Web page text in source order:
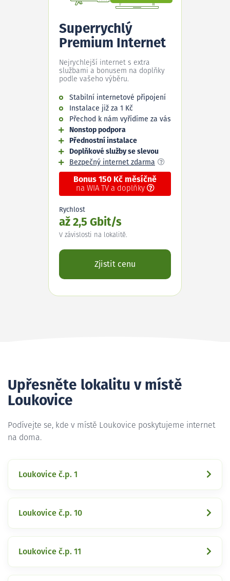
Superrychlý
Premium Internet
Nejrychlejší internet s extra
službami a bonusem na doplňky
podle vašeho výběru.
Stabilní internetové připojení
Instalace již za 1 Kč
Přechod k nám vyřídíme za vás
Nonstop podpora
Přednostní instalace
Doplňkové služby se slevou
Bezpečný internet zdarma
Bonus 150 Kč měsíčně
na WIA TV a doplňky
Rychlost
až 2,5 Gbit/s
V závislosti na lokalitě.
Zjistit cenu
Upřesněte lokalitu v místě
Loukovice
Podívejte se, kde v místě Loukovice poskytujeme internet
na doma.
Loukovice č.p. 1
Loukovice č.p. 10
Loukovice č.p. 11